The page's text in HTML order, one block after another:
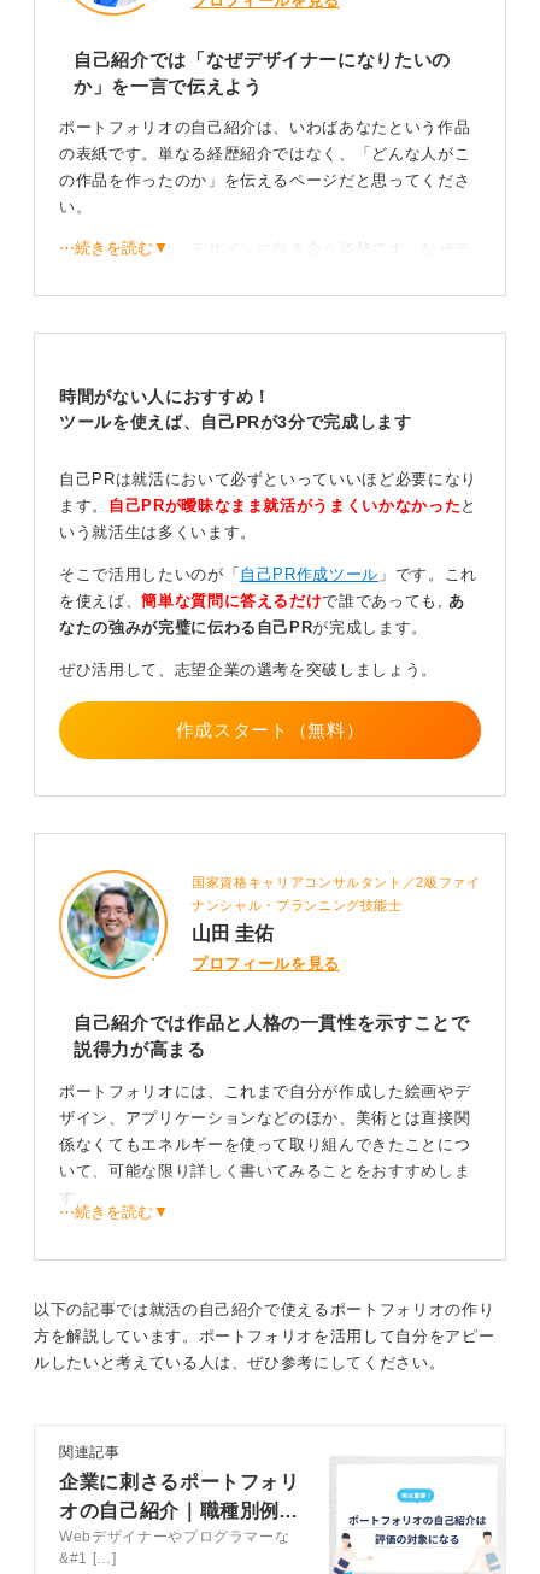
自己紹介では「なぜデザイナーになりたいの
か」を一言で伝えよう
ポートフォリオの自己紹介は、いわばあなたという作品
の表紙です。単なる経歴紹介ではなく、「どんな人がこ
の作品を作ったのか」を伝えるページだと思ってくださ
い。
まず大切なのは、デザインに向き合う姿勢です。なぜデ
象に残ります。たとえば「身の回りのちょっとした不便
制作スタイル＋今後の展望を書くことであなたらし
さを示すことが大切
次に、自分らしさです。几帳面で構成を練るタイプか、
直感で色を重ねるタイプか、などの制作の癖やこだわり
を書くことで、作品とのつながりや人となりが見えてき
ます。
最後に、これから挑戦したいことを添えましょう。「デ
ザインを使って人の気持ちを動かしたい」など、少し先
の自分を描くことで、作品に物語が生まれます。過去・
うまく書こうとしなくても大丈夫ですよ！ 完璧な文章よ
りも、”あなたらしさ”が伝わることのほうがずっと強い
1
⋯続きを読む▼
時間がない人におすすめ！
ツールを使えば、自己PRが3分で完成します
自己PRは就活において必ずといっていいほど必要になり
ます。 自己PRが曖昧なまま就活がうまくいかなかった と
いう就活生は多くいます。
そこで活用したいのが「 自己PR作成ツール 」です。これ
を使えば、簡単な質問に答えるだけで誰であっても, あ
なたの強みが完璧に伝わる自己PRが完成します。
ぜひ活用して、志望企業の選考を突破しましょう。
作成スタート（無料）
国家資格キャリアコンサルタント／2級ファイ
ナンシャル・プランニング技能士
山田 圭佑
プロフィールを見る
自己紹介では作品と人格の一貫性を示すことで
説得力が高まる
ポートフォリオには、これまで自分が作成した絵画やデ
ザイン、アプリケーションなどのほか、美術とは直接関
係なくてもエネルギーを使って取り組んできたことにつ
いて、可能な限り詳しく書いてみることをおすすめしま
す。
あれば、それも詳細に書いていきましょう。
自己紹介文については、ただ文章を書くだけでなく、作
品との関連性・一貫性と視覚的な工夫で個性を際立たせ
ていくことが大切です。
とえば、自己紹介で「人の感情を揺さぶるアートを目指
している」と書いているのに、作品が技術的に緻密な工
業デザインばかりだったりすると、メッセージがブレて
しまいます。
⋯続きを読む▼
以下の記事では就活の自己紹介で使えるポートフォリオの作り
方を解説しています。ポートフォリオを活用して自分をアピー
ルしたいと考えている人は、ぜひ参考にしてください。
関連記事
企業に刺さるポートフォリ
オの自己紹介｜職種別例文
6選
Webデザイナーやプログラマーな
&#1 […]